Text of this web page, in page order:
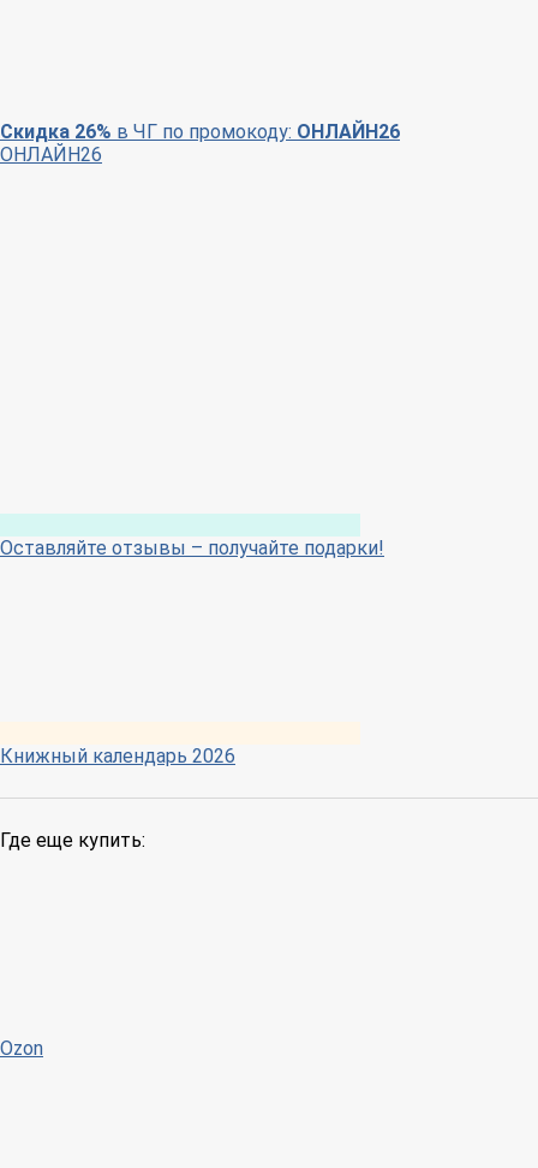
Скидка 26% в ЧГ по промокоду: ОНЛАЙН26
ОНЛАЙН26
Оставляйте отзывы – получайте подарки!
Книжный календарь 2026
Где еще купить:
Ozon